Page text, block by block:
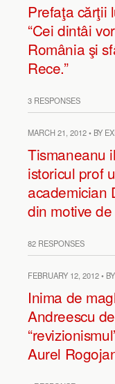
Prefaţa cărţii
“Cei dintâi
România şi
Rece.”
3 RESPONSES
MARCH 21, 2012 • BY
Tismaneanu
istoricul prof
academician
din motive
82 RESPONSES
FEBRUARY 12, 2012 •
Inima de
Andreescu
Aurel